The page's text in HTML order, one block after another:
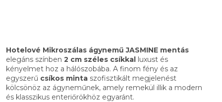
Hotelové Mikroszálas ágynemű JASMINE mentás
elegáns színben2 cm széles csíkkal luxust és
kényelmet hoz a hálószobába. A finom fény és az
egyszerű csíkos minta szofisztikált megjelenést
kölcsönöz az ágyneműnek, amely remekül illik a modern
és klasszikus enteriőrökhöz egyaránt.